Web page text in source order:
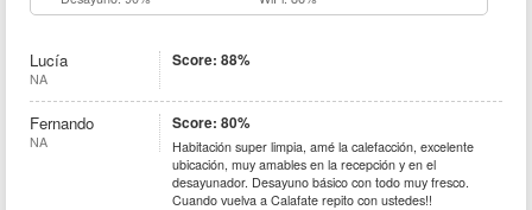
Lucía
NA
Score: 88%
Fernando
NA
Score: 80%
Habitación super limpia, amé la calefacción, excelente
ubicación, muy amables en la recepción y en el
desayunador. Desayuno básico con todo muy fresco.
Cuando vuelva a Calafate repito con ustedes!!